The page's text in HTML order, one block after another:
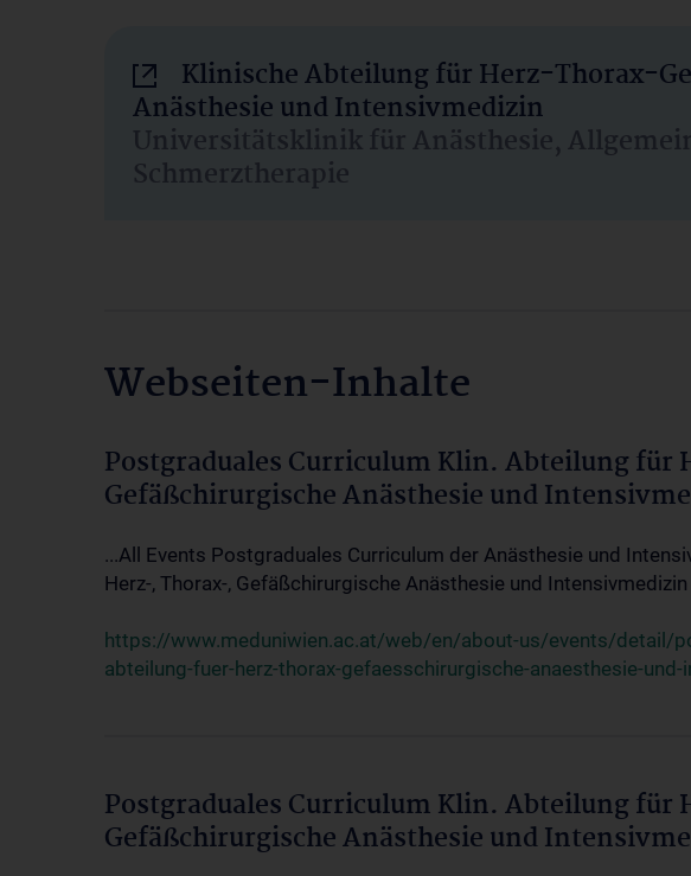
Klinische Abteilung für Herz-Thorax-
Anästhesie und Intensivmedizin
Universitätsklinik für Anästhesie,
Schmerztherapie
Webseiten-Inhalte
Postgraduales Curriculum Klin. Abteilung für
Gefäßchirurgische Anästhesie und
...All Events Postgraduales Curriculum der Anästhesie und
Herz-, Thorax-, Gefäßchirurgische Anästhesie und
https://www.meduniwien.ac.at/web/en/about-us/events/detail/
abteilung-fuer-herz-thorax-gefaesschirurgische-anaesthesie-
Postgraduales Curriculum Klin. Abteilung für
Gefäßchirurgische Anästhesie und